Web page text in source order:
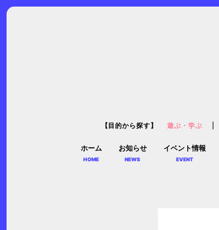
ホーム
HOME
お知らせ
NEWS
イベント情報
EVENT
【目的から探す】 遊ぶ・学ぶ